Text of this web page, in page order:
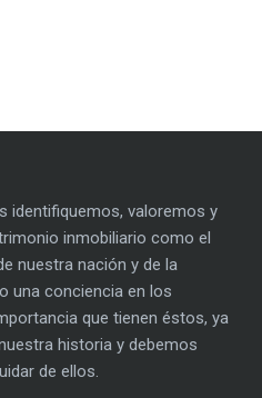
identifiquemos, valoremos y
inmobiliario como el
nuestra nación y de la
una conciencia en los
que tienen éstos, ya
historia y debemos
de ellos.